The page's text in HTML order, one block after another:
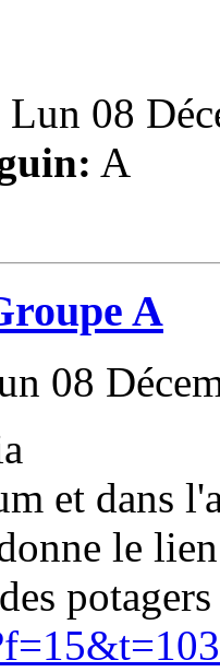
Lun 08
A
A
08
et dans
le
potagers